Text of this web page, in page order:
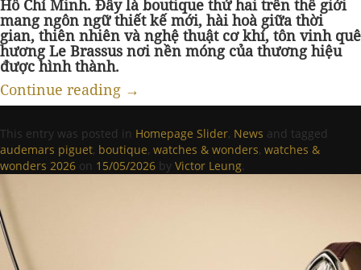
Hồ Chí Minh. Đây là boutique thứ hai trên thế giới
mang ngôn ngữ thiết kế mới, hài hoà giữa thời
gian, thiên nhiên và nghệ thuật cơ khí, tôn vinh quê
hương Le Brassus nơi nền móng của thương hiệu
được hình thành.
Continue reading →
This entry was posted in Homepage Slider, News and tagged
audemars piguet, boutique, watches & wonders, watches &
wonders 2026 on 15/05/2026 by Victor Leung.